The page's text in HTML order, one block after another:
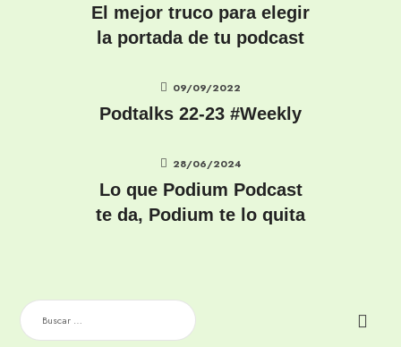
El mejor truco para elegir
la portada de tu podcast
09/09/2022
Podtalks 22-23 #Weekly
28/06/2024
Lo que Podium Podcast
te da, Podium te lo quita
BUSCAR: